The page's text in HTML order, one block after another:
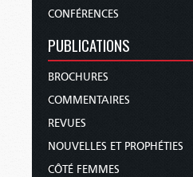
CONFÉRENCES
PUBLICATIONS
BROCHURES
COMMENTAIRES
REVUES
NOUVELLES ET PROPHÉTIES
CÔTÉ FEMMES